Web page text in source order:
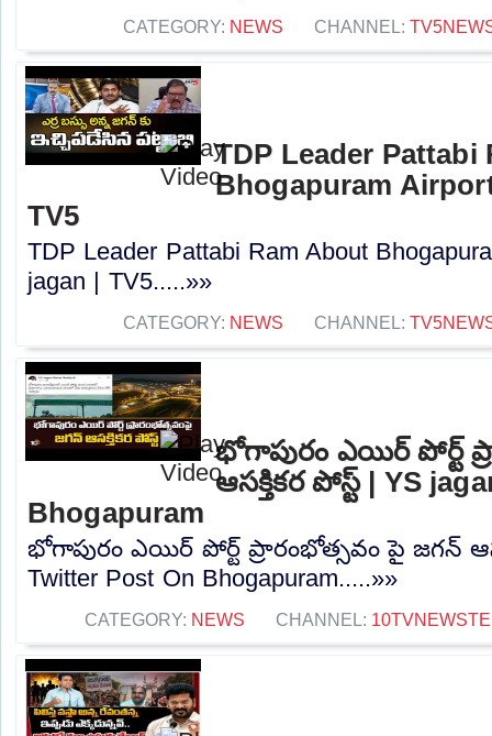
CATEGORY: NEWS CHANNEL:
TDP Leader Pattabi
Bhogapuram
TV5
TDP Leader Pattabi Ram About
jagan | TV5.....»»
CATEGORY: NEWS CHANNEL:
భోగాపురం ఎయిర్ పోర్ట్
ఆసక్తికర పోస్ట్ | YS
Bhogapuram
భోగాపురం ఎయిర్ పోర్ట్ ప్రారంభోత్సవం పై జగన్
Twitter Post On Bhogapuram.....»»
CATEGORY: NEWS CHANNEL: